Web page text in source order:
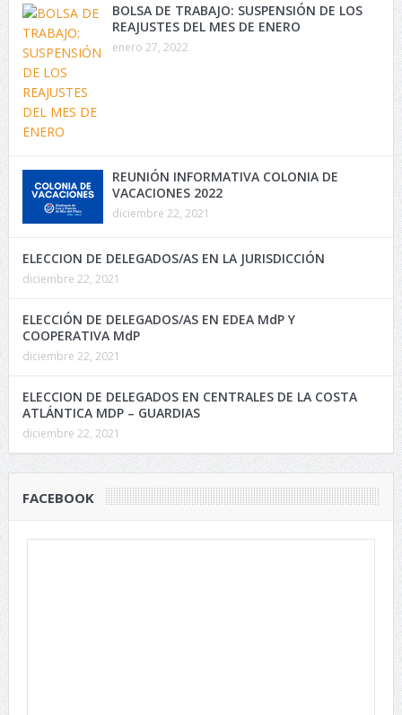
BOLSA DE TRABAJO: SUSPENSIÓN DE LOS
REAJUSTES DEL MES DE ENERO
enero 27, 2022
REUNIÓN INFORMATIVA COLONIA DE
VACACIONES 2022
diciembre 22, 2021
ELECCION DE DELEGADOS/AS EN LA JURISDICCIÓN
diciembre 22, 2021
ELECCIÓN DE DELEGADOS/AS EN EDEA MdP Y
COOPERATIVA MdP
diciembre 22, 2021
ELECCION DE DELEGADOS EN CENTRALES DE LA COSTA
ATLÁNTICA MDP – GUARDIAS
diciembre 22, 2021
FACEBOOK